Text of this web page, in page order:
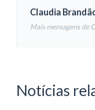
Claudia
Mais mensagens de
Notícias